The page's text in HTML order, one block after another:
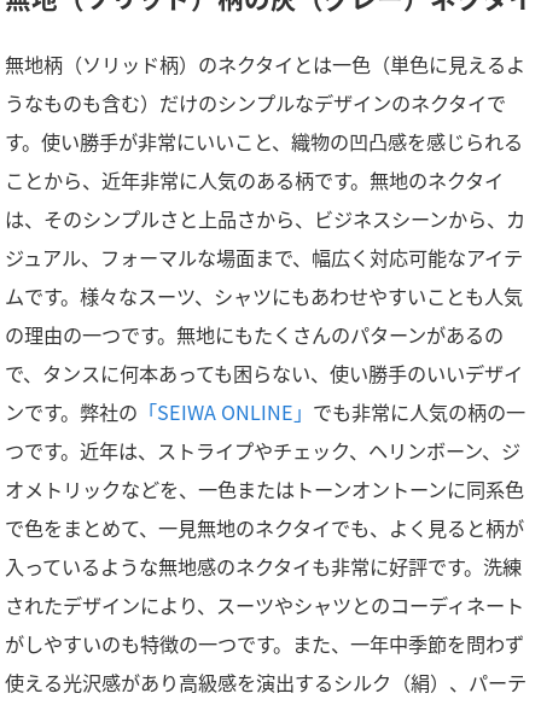
無地柄（ソリッド柄）のネクタイとは一色（単色に見えるよ
うなものも含む）だけのシンプルなデザインのネクタイで
す。使い勝手が非常にいいこと、織物の凹凸感を感じられる
ことから、近年非常に人気のある柄です。無地のネクタイ
は、そのシンプルさと上品さから、ビジネスシーンから、カ
ジュアル、フォーマルな場面まで、幅広く対応可能なアイテ
ムです。様々なスーツ、シャツにもあわせやすいことも人気
の理由の一つです。無地にもたくさんのパターンがあるの
で、タンスに何本あっても困らない、使い勝手のいいデザイ
ンです。弊社の 「SEIWA ONLINE」 でも非常に人気の柄の一
つです。近年は、ストライプやチェック、ヘリンボーン、ジ
オメトリックなどを、一色またはトーンオントーンに同系色
で色をまとめて、一見無地のネクタイでも、よく見ると柄が
入っているような無地感のネクタイも非常に好評です。洗練
されたデザインにより、スーツやシャツとのコーディネート
がしやすいのも特徴の一つです。また、一年中季節を問わず
使える光沢感があり高級感を演出するシルク（絹）、パーテ